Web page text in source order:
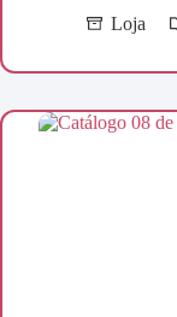
Loja